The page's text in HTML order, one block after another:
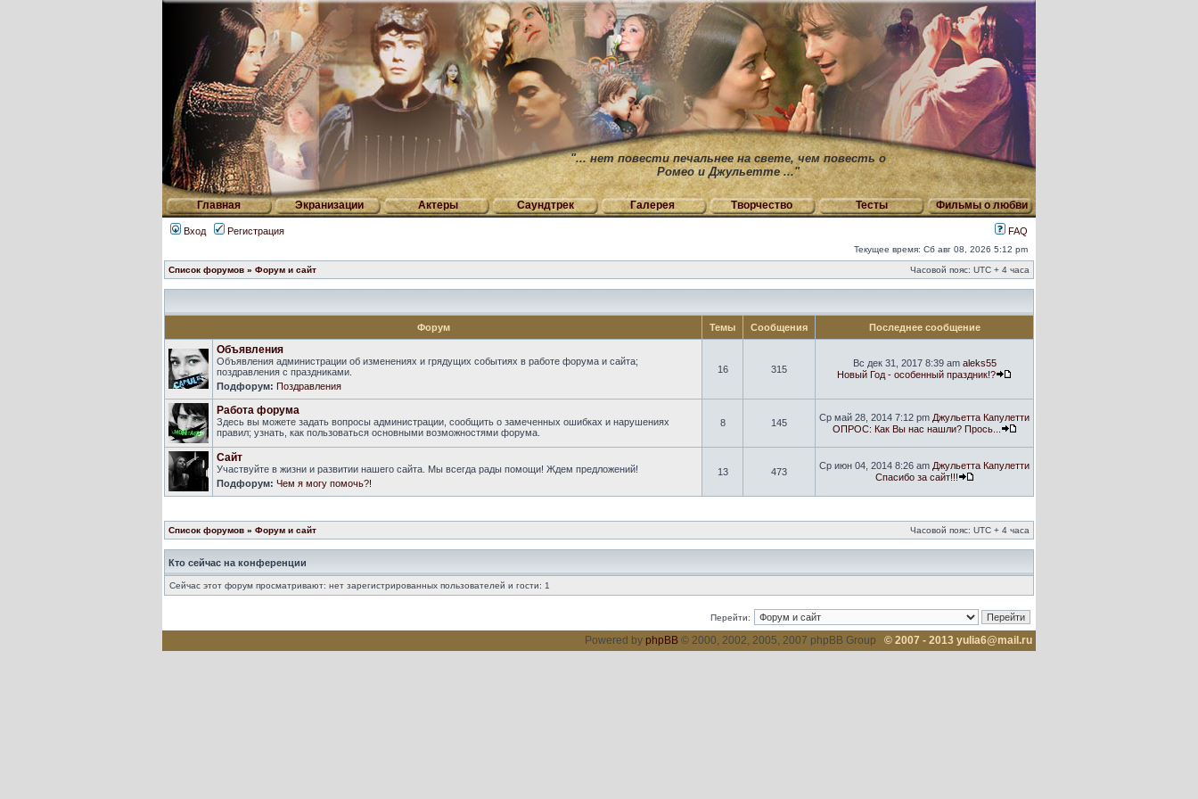
"... нет повести печальнее на свете, чем повесть о
Ромео и Джульетте ..."
Главная Экранизации Актеры Саундтрек Галерея Творчество Тесты Фильмы о любви
Вход Регистрация FAQ
Текущее время: Сб авг 08, 2026 5:12 pm
Список форумов » Форум и сайт Часовой пояс: UTC + 4 часа
Форум Темы Сообщения Последнее сообщение
Объявления
Объявления администрации об изменениях и грядущих событиях в работе форума и сайта;
поздравления с праздниками.
Подфорум: Поздравления
16 315
Вс дек 31, 2017 8:39 am aleks55
Новый Год - особенный праздник!?
Работа форума
Здесь вы можете задать вопросы администрации, сообщить о замеченных ошибках и нарушениях
правил; узнать, как пользоваться основными возможностями форума.
8 145 Ср май 28, 2014 7:12 pm Джульетта Капулетти
ОПРОС: Как Вы нас нашли? Прось...
Сайт
Участвуйте в жизни и развитии нашего сайта. Мы всегда рады помощи! Ждем предложений!
Подфорум: Чем я могу помочь?!
13 473
Ср июн 04, 2014 8:26 am Джульетта Капулетти
Спасибо за сайт!!!
Список форумов » Форум и сайт Часовой пояс: UTC + 4 часа
Кто сейчас на конференции
Сейчас этот форум просматривают: нет зарегистрированных пользователей и гости: 1
Перейти:
Powered by phpBB © 2000, 2002, 2005, 2007 phpBB Group © 2007 - 2013 yulia6@mail.ru